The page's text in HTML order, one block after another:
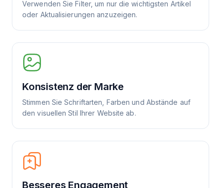
Verwenden Sie Filter, um nur die wichtigsten Artikel
oder Aktualisierungen anzuzeigen.
Konsistenz der Marke
Stimmen Sie Schriftarten, Farben und Abstände auf
den visuellen Stil Ihrer Website ab.
Besseres Engagement